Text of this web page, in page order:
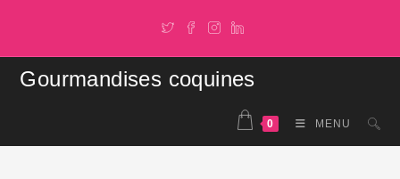
content
Gourmandises coquines
0 MENU